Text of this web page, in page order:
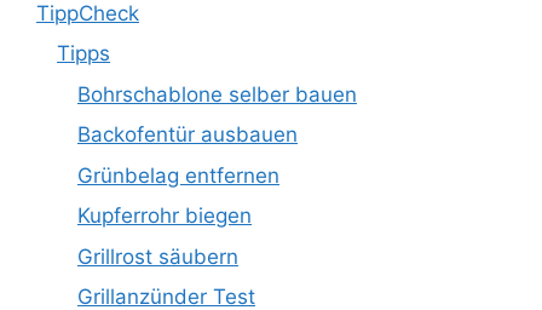
TippCheck
Tipps
Bohrschablone selber bauen
Backofentür ausbauen
Grünbelag entfernen
Kupferrohr biegen
Grillrost säubern
Grillanzünder Test